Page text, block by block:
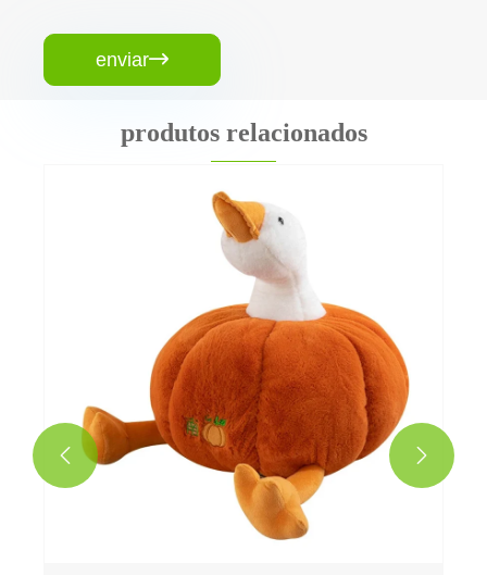
enviar
produtos relacionados
Mini Máquina de Claw Máquina de pelúcia
 